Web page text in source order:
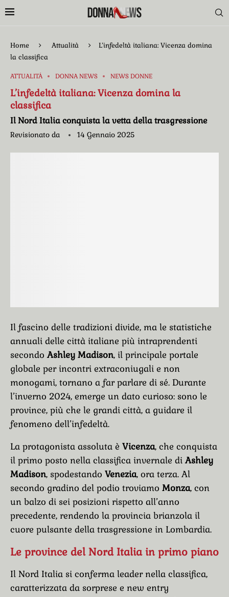
Home Attualità
L’infedeltà italiana: Vicenza domina
la classifica
ATTUALITÀ DONNA NEWS NEWS DONNE
L’infedeltà italiana: Vicenza domina la
classifica
Il Nord Italia conquista la vetta della trasgressione
Revisionato da 14 Gennaio 2025
Il fascino delle tradizioni divide, ma le statistiche
annuali delle città italiane più intraprendenti
secondoAshley Madison, il principale portale
globale per incontri extraconiugali e non
monogami, tornano a far parlare di sé. Durante
l’inverno 2024, emerge un dato curioso: sono le
province, più che le grandi città, a guidare il
fenomeno dell’infedeltà.
La protagonista assoluta è Vicenza, che conquista
il primo posto nella classifica invernale diAshley
Madison, spodestando Venezia, ora terza. Al
secondo gradino del podio troviamo Monza, con
un balzo di sei posizioni rispetto all’anno
precedente, rendendo la provincia brianzola il
cuore pulsante della trasgressione in Lombardia.
Le province del Nord Italia in primo piano
Il Nord Italia si conferma leader nella classifica,
caratterizzata da sorprese e new entry